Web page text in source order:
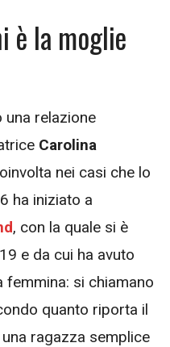
è la moglie
una relazione
Carolina
nei casi che lo
ha iniziato a
, con la quale si è
e da cui ha avuto
femmina: si chiamano
quanto riporta il
ragazza semplice